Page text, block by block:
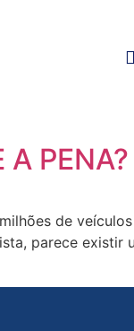
A PENA?
de
parece existir